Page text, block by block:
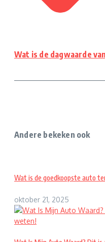
Wat is de dagwaarde
Andere bekeken ook
Wat is de goedkoopste auto
oktober 21, 2025